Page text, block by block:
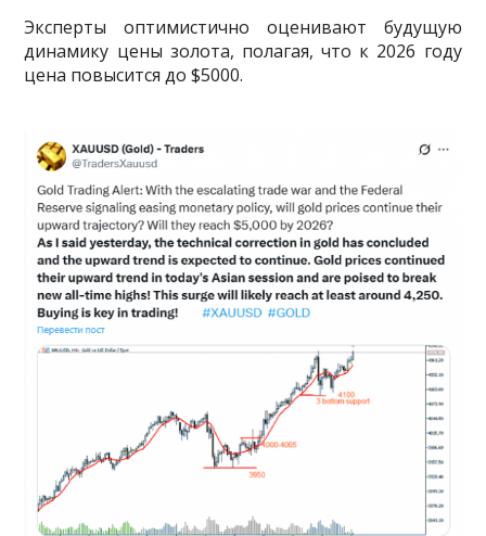
Эксперты оптимистично оценивают будущую
динамику цены золота, полагая, что к 2026 году
цена повысится до $5000.